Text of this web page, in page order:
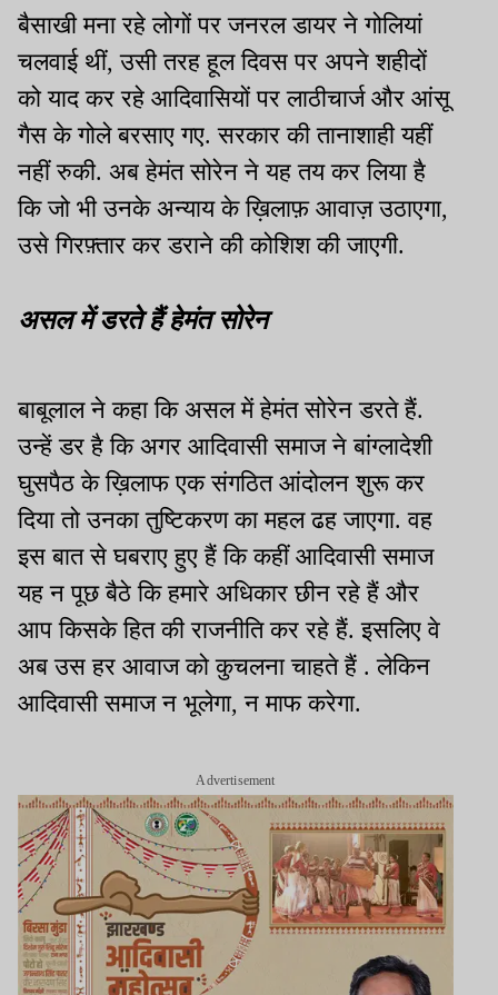
बैसाखी मना रहे लोगों पर जनरल डायर ने गोलियां
चलवाई थीं, उसी तरह हूल दिवस पर अपने शहीदों
को याद कर रहे आदिवासियों पर लाठीचार्ज और आंसू
गैस के गोले बरसाए गए. सरकार की तानाशाही यहीं
नहीं रुकी. अब हेमंत सोरेन ने यह तय कर लिया है
कि जो भी उनके अन्याय के ख़िलाफ़ आवाज़ उठाएगा,
उसे गिरफ़्तार कर डराने की कोशिश की जाएगी.
असल में डरते हैं हेमंत सोरेन
बाबूलाल ने कहा कि असल में हेमंत सोरेन डरते हैं.
उन्हें डर है कि अगर आदिवासी समाज ने बांग्लादेशी
घुसपैठ के ख़िलाफ एक संगठित आंदोलन शुरू कर
दिया तो उनका तुष्टिकरण का महल ढह जाएगा. वह
इस बात से घबराए हुए हैं कि कहीं आदिवासी समाज
यह न पूछ बैठे कि हमारे अधिकार छीन रहे हैं और
आप किसके हित की राजनीति कर रहे हैं. इसलिए वे
अब उस हर आवाज को कुचलना चाहते हैं . लेकिन
आदिवासी समाज न भूलेगा, न माफ करेगा.
Advertisement